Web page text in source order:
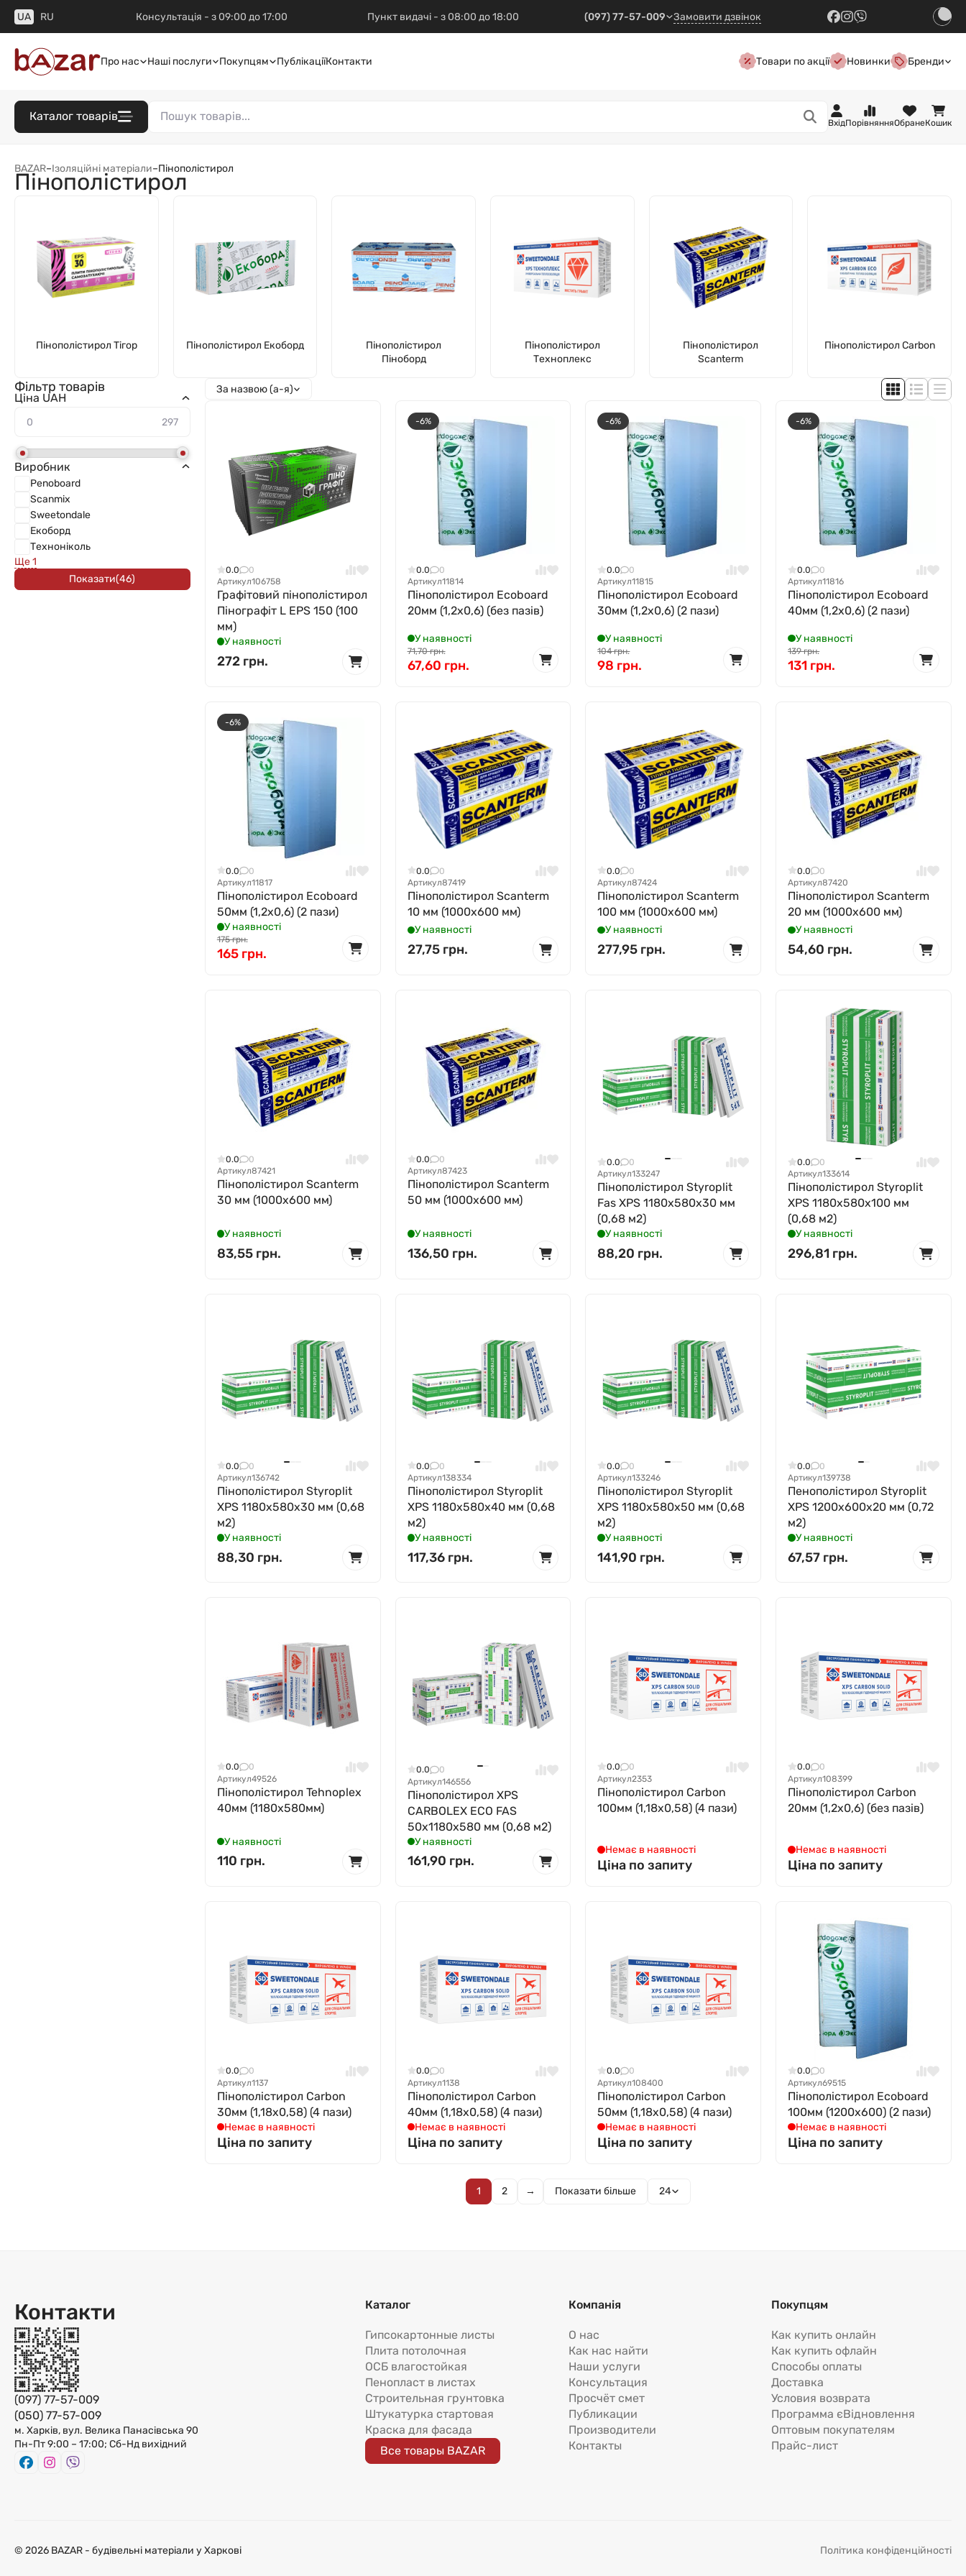
UA RU Консультація - з 09:00 до 17:00 Пункт видачі - з 08:00 до 18:00 (097) 77-57-009 Замовити дзвінок
Про нас Наші послуги Покупцям ПублікаціїКонтакти Товари по акції Новинки Бренди
Каталог товарів
ВхідПорівнянняОбранеКошик
BAZAR–Ізоляційні матеріали–Пінополістирол
Пінополістирол
Пінополістирол Тігор Пінополістирол Екоборд
Пінополістирол
Піноборд
Пінополістирол
Техноплекс
Пінополістирол
Scаnterm
Пінополістирол Carbon
За назвою (а-я)
0.0
0
Артикул106758
Графітовий пінополістирол
Пінографіт L EPS 150 (100
мм)
У наявності
272 грн.
-6%
0.0
0
Артикул11814
Пінополістирол Ecoboard
20мм (1,2х0,6) (без пазів)
У наявності
71,70 грн.
67,60 грн.
-6%
0.0
0
Артикул11815
Пінополістирол Ecoboard
30мм (1,2х0,6) (2 пази)
У наявності
104 грн.
98 грн.
-6%
0.0
0
Артикул11816
Пінополістирол Ecoboard
40мм (1,2х0,6) (2 пази)
У наявності
139 грн.
131 грн.
-6%
0.0
0
Артикул11817
Пінополістирол Ecoboard
50мм (1,2х0,6) (2 пази)
У наявності
175 грн.
165 грн.
0.0
0
Артикул87419
Пінополістирол Scanterm
10 мм (1000x600 мм)
У наявності
27,75 грн.
0.0
0
Артикул87424
Пінополістирол Scanterm
100 мм (1000x600 мм)
У наявності
277,95 грн.
0.0
0
Артикул87420
Пінополістирол Scanterm
20 мм (1000x600 мм)
У наявності
54,60 грн.
0.0
0
Артикул87421
Пінополістирол Scanterm
30 мм (1000x600 мм)
У наявності
83,55 грн.
0.0
0
Артикул87423
Пінополістирол Scanterm
50 мм (1000x600 мм)
У наявності
136,50 грн.
0.0
0
Артикул133247
Пінополістирол Styroplit
Fas XPS 1180x580x30 мм
(0,68 м2)
У наявності
88,20 грн.
0.0
0
Артикул133614
Пінополістирол Styroplit
XPS 1180x580x100 мм
(0,68 м2)
У наявності
296,81 грн.
0.0
0
Артикул136742
Пінополістирол Styroplit
XPS 1180x580x30 мм (0,68
м2)
У наявності
88,30 грн.
0.0
0
Артикул138334
Пінополістирол Styroplit
XPS 1180x580x40 мм (0,68
м2)
У наявності
117,36 грн.
0.0
0
Артикул133246
Пінополістирол Styroplit
XPS 1180x580x50 мм (0,68
м2)
У наявності
141,90 грн.
0.0
0
Артикул139738
Пенополістирол Styroplit
XPS 1200x600x20 мм (0,72
м2)
У наявності
67,57 грн.
0.0
0
Артикул49526
Пінополістирол Tehnoplex
40мм (1180x580мм)
У наявності
110 грн.
0.0
0
Артикул146556
Пінополістирол XPS
CARBOLEX ECO FAS
50x1180x580 мм (0,68 м2)
У наявності
161,90 грн.
0.0
0
Артикул2353
Пінополістирол Carbon
100мм (1,18х0,58) (4 пази)
Немає в наявності
Ціна по запиту
0.0
0
Артикул108399
Пінополістирол Carbon
20мм (1,2х0,6) (без пазів)
Немає в наявності
Ціна по запиту
0.0
0
Артикул1137
Пінополістирол Carbon
30мм (1,18х0,58) (4 пази)
Немає в наявності
Ціна по запиту
0.0
0
Артикул1138
Пінополістирол Carbon
40мм (1,18х0,58) (4 пази)
Немає в наявності
Ціна по запиту
0.0
0
Артикул108400
Пінополістирол Carbon
50мм (1,18х0,58) (4 пази)
Немає в наявності
Ціна по запиту
0.0
0
Артикул69515
Пінополістирол Ecoboard
100мм (1200х600) (2 пази)
Немає в наявності
Ціна по запиту
1 2 → Показати більше 24
Фільтр товарів
Ціна UAH
Виробник
Penoboard
Scanmix
Sweetondale
Екоборд
Техноніколь
Ще 1
Показати(46)
Контакти
(097) 77-57-009
(050) 77-57-009
м. Харків, вул. Велика Панасівська 90
Пн-Пт 9:00 – 17:00; Сб-Нд вихідний
Каталог
Гипсокартонные листы
Плита потолочная
ОСБ влагостойкая
Пенопласт в листах
Строительная грунтовка
Штукатурка стартовая
Краска для фасада
Все товары BAZAR
Компанія
О нас
Как нас найти
Наши услуги
Консультация
Просчёт смет
Публикации
Производители
Контакты
Покупцям
Как купить онлайн
Как купить офлайн
Способы оплаты
Доставка
Условия возврата
Программа єВідновлення
Оптовым покупателям
Прайс-лист
© 2026 BAZAR - будівельні матеріали у Харкові Політика конфіденційності